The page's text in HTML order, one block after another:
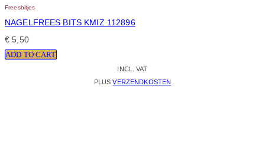
Freesbitjes
NAGELFREES BITS KMIZ 112896
€ 5,50
ADD TO CART
INCL. VAT
PLUSVERZENDKOSTEN